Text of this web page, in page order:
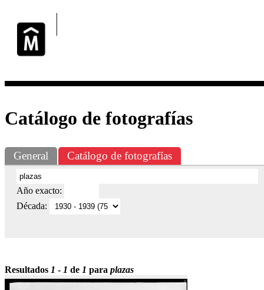
Catálogo de fotografías
General Catálogo de fotografías
Año exacto:
Década:
Resultados 1 - 1 de 1 para plazas